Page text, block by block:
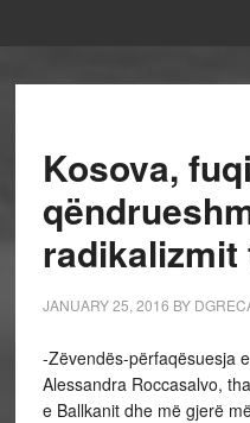
Kosova,
radikalizmit
JANUARY 25, 2016 BY
-Zëvendës-përfaqësuesja
Alessandra Roccasalvo,
e Ballkanit dhe më gjerë